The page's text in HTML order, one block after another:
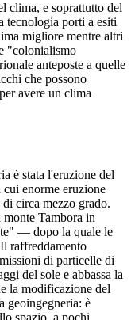
clima, e soprattutto del
tecnologia porti a esiti
migliore mentre altri
"colonialismo
anteposte a quelle
che possono
avere un clima
è stata l'eruzione del
enorme eruzione
circa mezzo grado.
Tambora in
— dopo la quale le
raffreddamento
di particelle di
del sole e abbassa la
la modificazione del
geoingegneria: è